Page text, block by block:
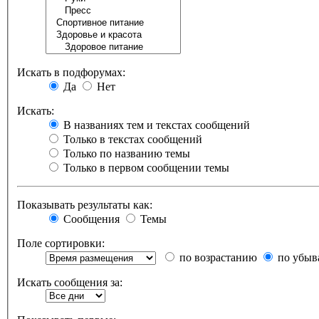
Искать в подфорумах:
Да
Нет
Искать:
В названиях тем и текстах сообщений
Только в текстах сообщений
Только по названию темы
Только в первом сообщении темы
Показывать результаты как:
Сообщения
Темы
Поле сортировки:
по возрастанию
по
Искать сообщения за: